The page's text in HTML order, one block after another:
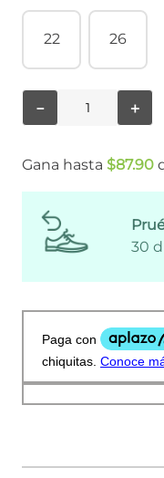
22 26
＋
－
Gana hasta $87.90
30